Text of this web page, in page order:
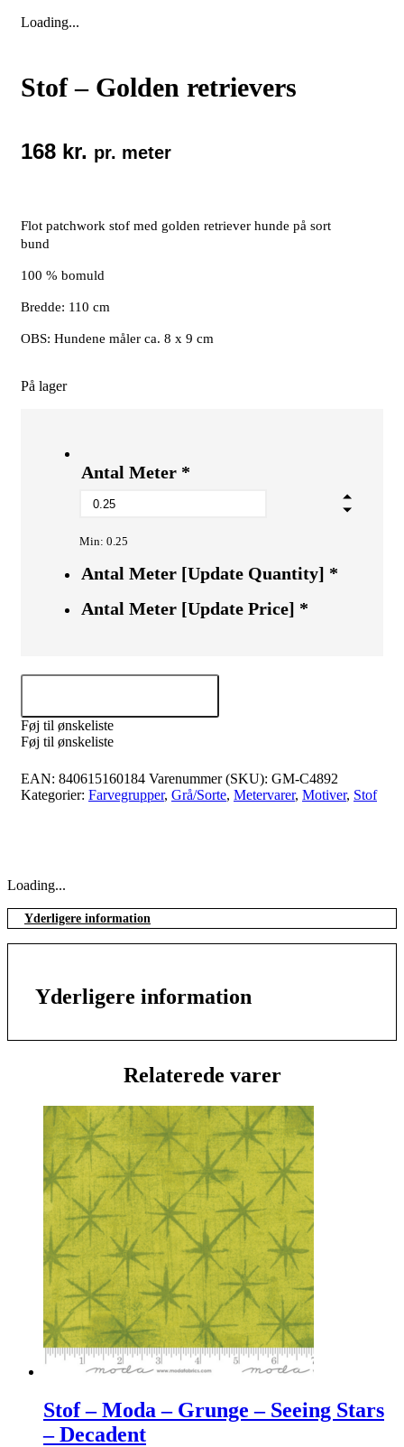
Loading...
Stof – Golden retrievers
168 kr. pr. meter
Flot patchwork stof med golden retriever hunde på sort
bund
100 % bomuld
Bredde: 110 cm
OBS: Hundene måler ca. 8 x 9 cm
På lager
Antal Meter *
Min: 0.25
Antal Meter [Update Quantity] *
Antal Meter [Update Price] *
Føj til ønskeliste
Føj til ønskeliste
EAN: 840615160184 Varenummer (SKU): GM-C4892
Kategorier: Farvegrupper, Grå/Sorte, Metervarer, Motiver, Stof
Loading...
Yderligere information
Yderligere information
Relaterede varer
Stof – Moda – Grunge – Seeing Stars
– Decadent